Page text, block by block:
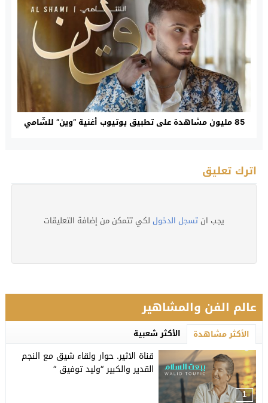
85 مليون مشاهدة على تطبيق يوتيوب أغنية “وين” للشّامي
اترك تعليق
يجب ان تسجل الدخول لكي تتمكن من إضافة التعليقات
عالم الفن والمشاهير
الأكثر مشاهدة الأكثر شعبية
1
قناة الاثير. حوار ولقاء شيق مع النجم
القدير والكبير “وليد توفيق “